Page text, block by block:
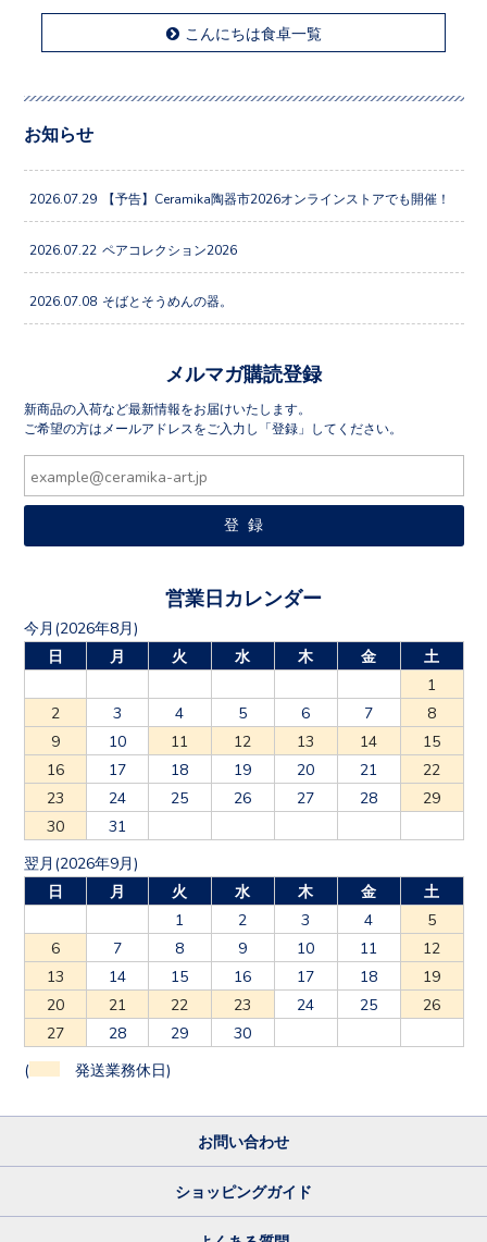
こんにちは食卓一覧
お知らせ
2026.07.29 【予告】Ceramika陶器市2026オンラインストアでも開催！
2026.07.22 ペアコレクション2026
2026.07.08 そばとそうめんの器。
メルマガ購読登録
新商品の入荷など最新情報をお届けいたします。
ご希望の方はメールアドレスをご入力し「登録」してください。
営業日カレンダー
今月(2026年8月)
日
月 火 水 木 金
土
1
2
3 4 5 6 7
8
9
10 11 12 13 14
15
16
17 18 19 20 21
22
23
24 25 26 27 28
29
30
31
翌月(2026年9月)
日
月 火 水 木 金
土
1
2 3 4
5
6
7 8 9 10 11
12
13
14 15 16 17 18
19
20
21 22 23 24 25
26
27
28 29 30
( 発送業務休日)
お問い合わせ
ショッピングガイド